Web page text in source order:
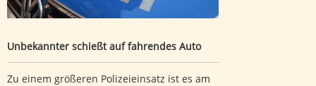
Unbekannter schießt auf fahrendes Auto
Zu einem größeren Polizeieinsatz ist es am